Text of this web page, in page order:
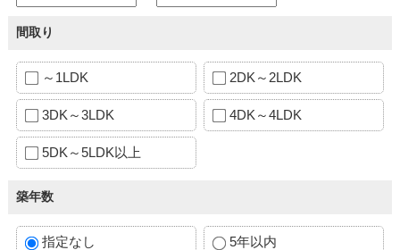
間取り
～1LDK 2DK～2LDK
3DK～3LDK 4DK～4LDK
5DK～5LDK以上
築年数
指定なし 5年以内